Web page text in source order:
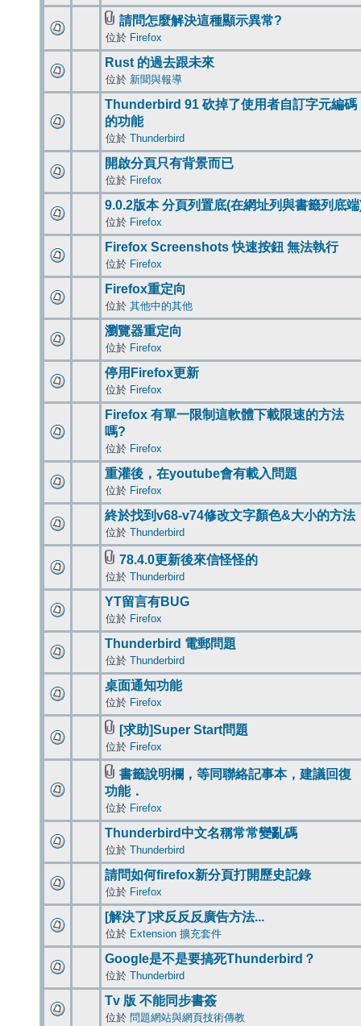
請問怎麼解決這種顯示異常?
位於 Firefox
Rust 的過去跟未來
位於 新聞與報導
Thunderbird 91 砍掉了使用者自訂字元編碼
的功能
位於 Thunderbird
開啟分頁只有背景而已
位於 Firefox
9.0.2版本 分頁列置底(在網址列與書籤列底
位於 Firefox
Firefox Screenshots 快速按鈕 無法執行
位於 Firefox
Firefox重定向
位於 其他中的其他
瀏覽器重定向
位於 Firefox
停用Firefox更新
位於 Firefox
Firefox 有單一限制這軟體下載限速的方法
嗎?
位於 Firefox
重灌後，在youtube會有載入問題
位於 Firefox
終於找到v68-v74修改文字顏色&大小的方法
位於 Thunderbird
78.4.0更新後來信怪怪的
位於 Thunderbird
YT留言有BUG
位於 Firefox
Thunderbird 電郵問題
位於 Thunderbird
桌面通知功能
位於 Firefox
[求助]Super Start問題
位於 Firefox
書籤說明欄，等同聯絡記事本，建議回復
功能．
位於 Firefox
Thunderbird中文名稱常常變亂碼
位於 Thunderbird
請問如何firefox新分頁打開歷史記錄
位於 Firefox
[解決了]求反反反廣告方法...
位於 Extension 擴充套件
Google是不是要搞死Thunderbird？
位於 Thunderbird
Tv 版 不能同步書簽
位於 問題網站與網頁技術傳教